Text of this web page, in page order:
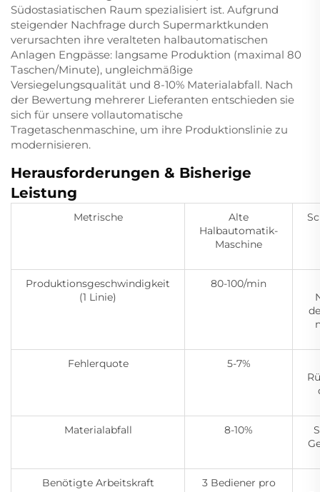
Südostasiatischen Raum spezialisiert ist. Aufgrund
steigender Nachfrage durch Supermarktkunden
verursachten ihre veralteten halbautomatischen
Anlagen Engpässe: langsame Produktion (maximal 80
Taschen/Minute), ungleichmäßige
Versiegelungsqualität und 8-10% Materialabfall. Nach
der Bewertung mehrerer Lieferanten entschieden sie
sich für unsere vollautomatische
Tragetaschenmaschine, um ihre Produktionslinie zu
modernisieren.
Herausforderungen & Bisherige
Leistung
Metrische
Alte
Halbautomatik-
Maschine
Produktionsgeschwindigkeit
(1 Linie)
80-100/min
Fehlerquote
5-7%
Materialabfall 8-10%
Benötigte Arbeitskraft
3 Bediener pro